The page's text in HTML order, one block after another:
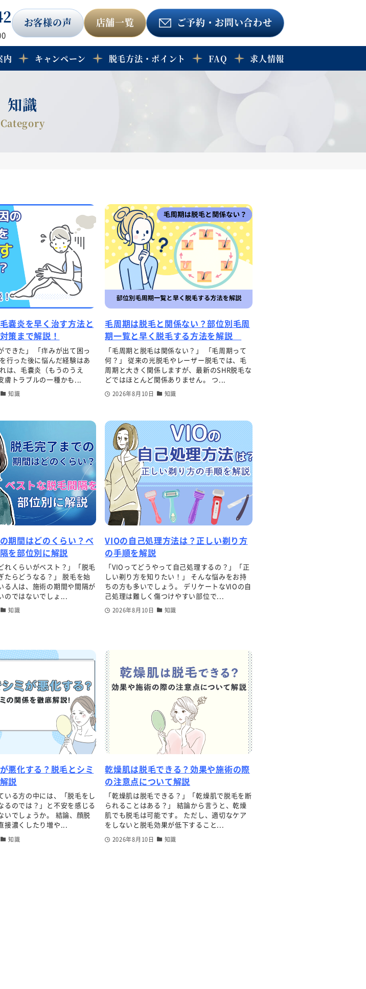
お客様の声 店舗一覧 ご予約・お問い合わせ
内 キャンペーン 脱毛方法・ポイント FAQ 求人情報
知識
Category
嚢炎を早く治す方法と
策まで解説！
できた」 「痒みが出て困っ
行った後に悩んだ経験はあ
は、毛嚢炎（もうのうえ
膚トラブルの一種かも...
知識
毛周期は脱毛と関係ない？部位別毛周
期一覧と早く脱毛する方法を解説
「毛周期と脱毛は関係ない？」 「毛周期って
何？」 従来の光脱毛やレーザー脱毛では、毛
周期と大きく関係しますが、最新のSHR脱毛な
どではほとんど関係ありません。 つ...
2026年8月10日 知識
期間はどのくらい？ベ
を部位別に解説
れくらいがベスト？」「脱毛
たらどうなる？」 脱毛を始
る人は、施術の期間や間隔が
のではないでしょ...
知識
VIOの自己処理方法は？正しい剃り方
の手順を解説
「VIOってどうやって自己処理するの？」「正
しい剃り方を知りたい！」 そんな悩みをお持
ちの方も多いでしょう。 デリケートなVIOの自
己処理は難しく傷つけやすい部位で...
2026年8月10日 知識
悪化する？脱毛とシミ
説
いる方の中には、「脱毛をし
るのでは？」と不安を感じる
いでしょうか。 結論、顔脱
接濃くしたり増や...
知識
乾燥肌は脱毛できる？効果や施術の際
の注意点について解説
「乾燥肌は脱毛できる？」「乾燥肌で脱毛を断
られることはある？」 結論から言うと、乾燥
肌でも脱毛は可能です。 ただし、適切なケア
をしないと脱毛効果が低下すること...
2026年8月10日 知識